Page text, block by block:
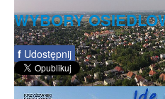
WYBORY
f Udostępnij